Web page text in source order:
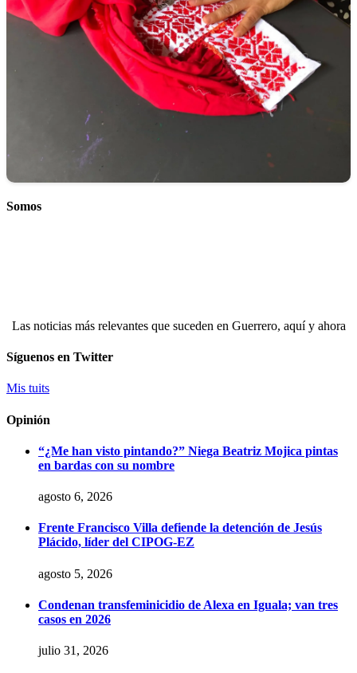
Somos
Las noticias más relevantes que suceden en Guerrero, aquí y ahora
Síguenos en Twitter
Mis tuits
Opinión
“¿Me han visto pintando?” Niega Beatriz Mojica pintas
en bardas con su nombre
agosto 6, 2026
Frente Francisco Villa defiende la detención de Jesús
Plácido, líder del CIPOG-EZ
agosto 5, 2026
Condenan transfeminicidio de Alexa en Iguala; van tres
casos en 2026
julio 31, 2026